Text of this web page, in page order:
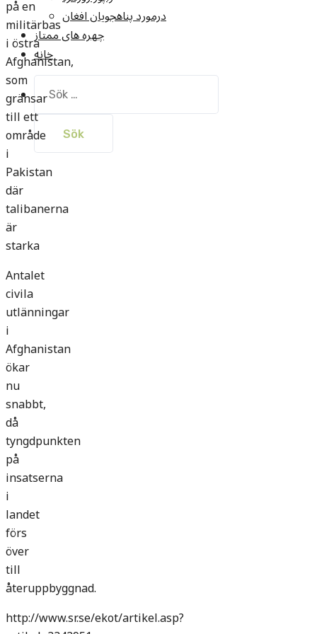
درمورد پناهجويان افغان
چهره های ممتاز
خانه
efter:
på en
militärbas
i östra
Afghanistan,
som
gränsar
till ett
område
i
Pakistan
där
talibanerna
är
starka
Antalet
civila
utlänningar
i
Afghanistan
ökar
nu
snabbt,
då
tyngdpunkten
på
insatserna
i
landet
förs
över
till
återuppbyggnad.
http://www.sr.se/ekot/artikel.asp?